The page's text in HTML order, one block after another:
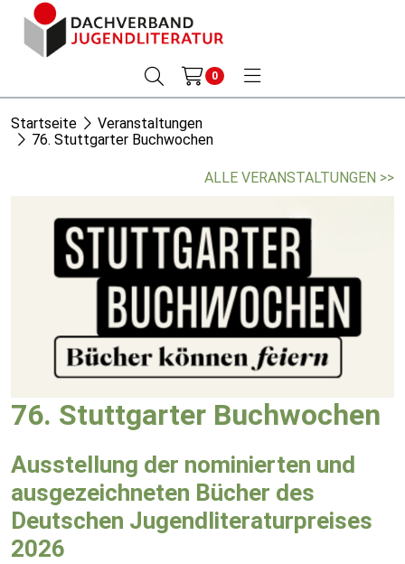
0
Startseite
Veranstaltungen
76. Stuttgarter Buchwochen
ALLE VERANSTALTUNGEN >>
76. Stuttgarter Buchwochen
Ausstellung der nominierten und
ausgezeichneten Bücher des
Deutschen Jugendliteraturpreises
2026